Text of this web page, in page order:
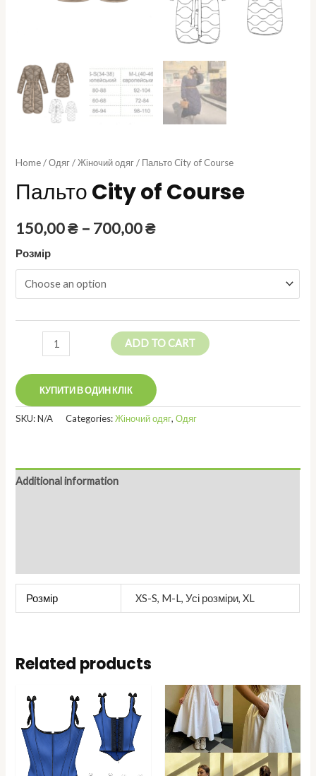
Home/Одяг/Жіночий одяг/ Пальто City of Course
Пальто City of Course
150,00₴ – 700,00₴
Розмір
Course
quantity
ADD TO CART
КУПИТИ В ОДИН КЛІК
SKU:N/A Categories:Жіночий одяг,Одяг
Additional information
Розмір XS-S, M-L, Усі розміри, XL
Related products